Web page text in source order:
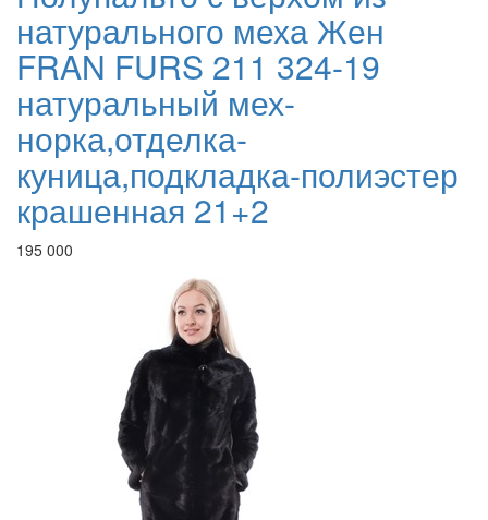
натурального меха Жен
FRAN FURS 211 324-19
натуральный мех-
норка,отделка-
куница,подкладка-полиэстер
крашенная 21+2
195 000